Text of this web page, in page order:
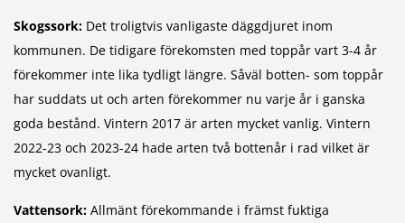
Skogssork:Det troligtvis vanligaste däggdjuret inom
kommunen. De tidigare förekomsten med toppår vart 3-4 år
förekommer inte lika tydligt längre. Såväl botten- som toppår
har suddats ut och arten förekommer nu varje år i ganska
goda bestånd. Vintern 2017 är arten mycket vanlig. Vintern
2022-23 och 2023-24 hade arten två bottenår i rad vilket är
mycket ovanligt.
Vattensork:Allmänt förekommande i främst fuktiga